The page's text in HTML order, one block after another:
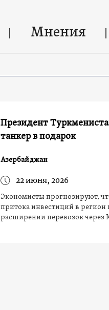
Мнения
Президент
танкер в подарок
Азербайджан
22 июня, 2026
Экономисты прогнозируют,
притока инвестиций в регион
расширении перевозок через